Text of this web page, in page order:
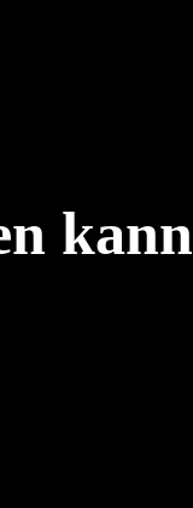
kann